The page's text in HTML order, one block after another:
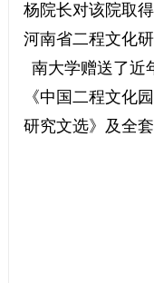
杨院长对该院取
河南省二程文化
南大学赠送了近
《中国二程文化
研究文选》及全